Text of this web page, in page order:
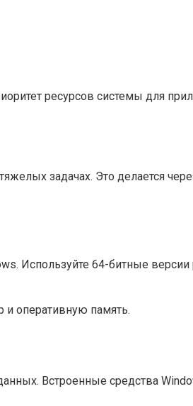
ресурсов системы для
задачах. Это делается
Используйте 64-битные версии
и оперативную память.
Встроенные средства